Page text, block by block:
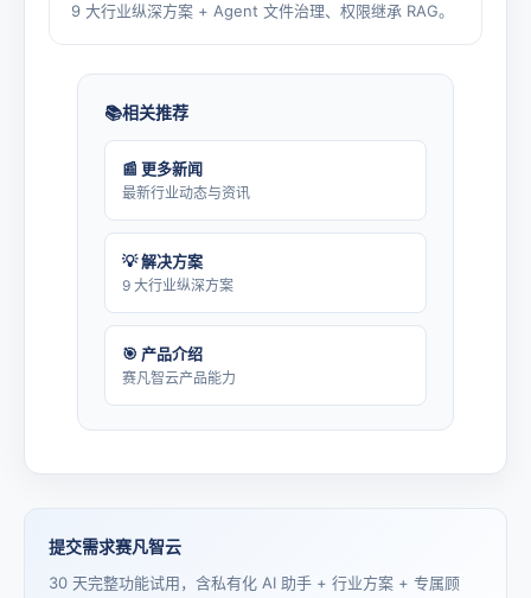
9 大行业纵深方案 + Agent 文件治理、权限继承 RAG。
相关推荐
📰 更多新闻
最新行业动态与资讯
💡 解决方案
9 大行业纵深方案
🎯 产品介绍
赛凡智云产品能力
提交需求赛凡智云
30 天完整功能试用，含私有化 AI 助手 + 行业方案 + 专属顾